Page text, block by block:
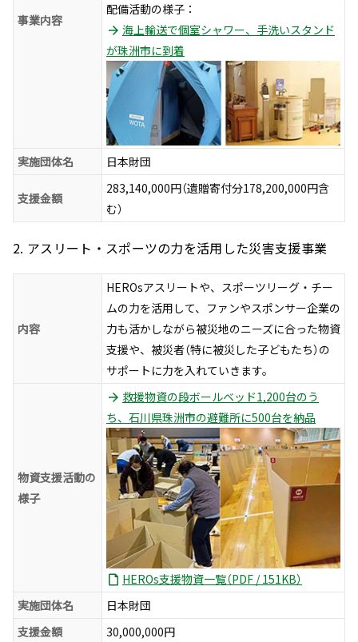
事業内容
配備活動の様子：
海上輸送で個室シャワー、手洗いスタンド
が珠洲市に到着
実施団体名 日本財団
支援金額
283,140,000円（遺贈寄付分178,200,000円含
む）
2. アスリート・スポーツの力を活用した災害支援事業
内容
HEROsアスリートや、スポーツリーグ・チー
ムの力を活用して、ファンやスポンサー企業の
力も活かしながら被災地のニーズに合った物資
支援や、被災者（特に被災した子どもたち）の
サポートに力を入れていきます。
物資支援活動の
様子
救援物資の段ボールベッド1,200台のう
ち、石川県珠洲市の避難所に500台を納品
HEROs支援物資一覧（PDF / 151KB）
実施団体名
日本財団
支援金額
30,000,000円